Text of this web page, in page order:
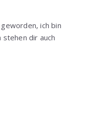
ich bin
stehen dir auch